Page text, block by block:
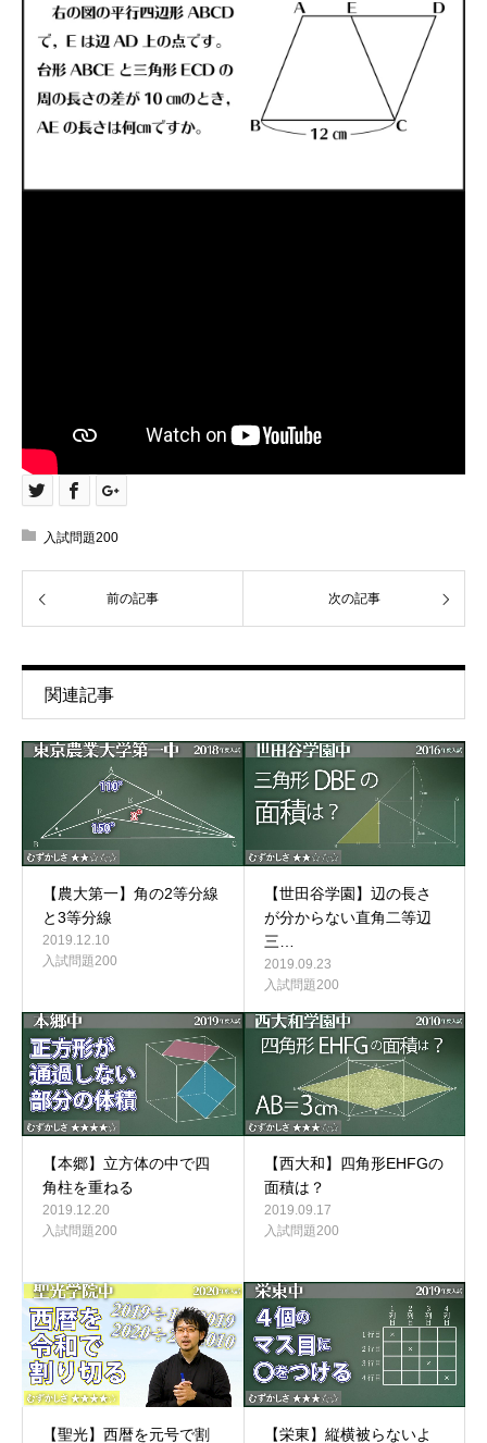
入試問題200
前の記事 次の記事
関連記事
【農大第一】角の2等分線
と3等分線
2019.12.10
入試問題200
【世田谷学園】辺の長さ
が分からない直角二等辺
三…
2019.09.23
入試問題200
【本郷】立方体の中で四
角柱を重ねる
2019.12.20
入試問題200
【西大和】四角形EHFGの
面積は？
2019.09.17
入試問題200
【聖光】西暦を元号で割 【栄東】縦横被らないよ